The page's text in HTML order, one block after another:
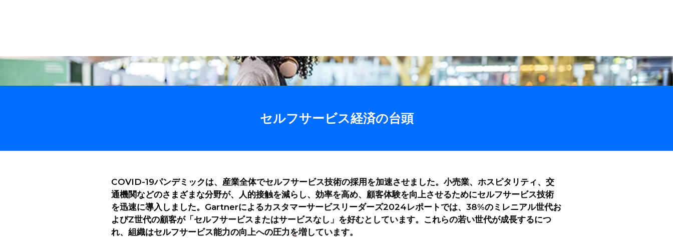
セルフサービス経済の台頭
COVID-19パンデミックは、産業全体でセルフサービス技術の採用を加速させました。小売業、ホスピタリティ、交
通機関などのさまざまな分野が、人的接触を減らし、効率を高め、顧客体験を向上させるためにセルフサービス技術
を迅速に導入しました。Gartnerによるカスタマーサービスリーダーズ2024レポートでは、38%のミレニアル世代お
よびZ世代の顧客が「セルフサービスまたはサービスなし」を好むとしています。これらの若い世代が成長するにつ
れ、組織はセルフサービス能力の向上への圧力を増しています。